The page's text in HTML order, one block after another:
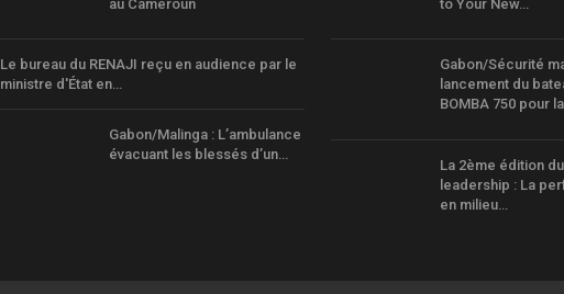
au Cameroun
Le bureau du RENAJI reçu en audience par le
ministre d'État en…
Gabon/Malinga : L’ambulance
évacuant les blessés d’un…
to Your New…
Gabon/Sécurité
lancement du
BOMBA 750 pour
La 2ème édition
leadership : La
en milieu…